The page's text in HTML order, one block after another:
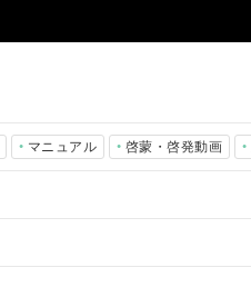
マニュアル 啓蒙・啓発動画